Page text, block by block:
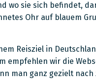
wo sie sich befindet,
Ohr auf blauem
Reisziel in
empfehlen wir die
man ganz gezielt